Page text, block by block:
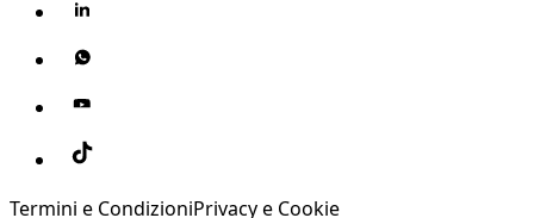
Termini e CondizioniPrivacy e Cookie